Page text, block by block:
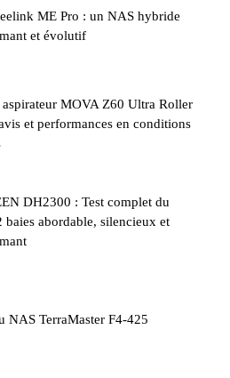
ME Pro : un NAS hybride
et évolutif
MOVA Z60 Ultra Roller
et performances en conditions
DH2300 : Test complet du
baies abordable, silencieux et
NAS TerraMaster F4-425